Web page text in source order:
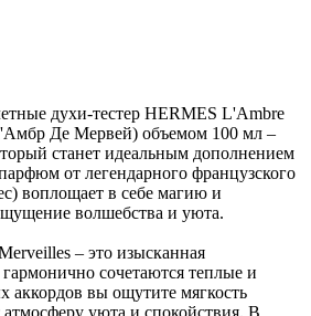
духи-тестер HERMES L'Ambre
Де Мервей) объемом 100 мл –
станет идеальным дополнением
от легендарного французского
воплощает в себе магию и
волшебства и уюта.
– это изысканная
сочетаются теплые и
аккордов вы ощутите мягкость